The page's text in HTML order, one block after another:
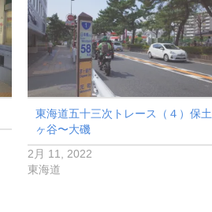
東海道五十三次トレース（４）保土
ヶ谷〜大磯
2月 11, 2022
東海道